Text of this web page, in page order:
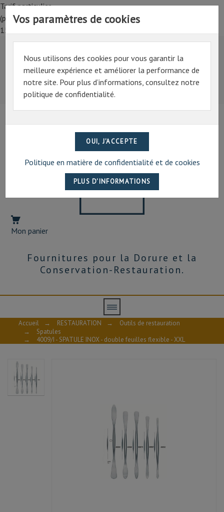
Tarif particulier,
(professionnel, connectez-vous pour bénéficier de la remise de
15%)
Tarif particulier,
(professionnel, connectez-vous pour bénéficier de la
remise de 15%)
07 69 94 13 47
Mon panier
Fournitures pour la Dorure et la
Conservation-Restauration.
Vos paramètres de cookies
Nous utilisons des cookies pour vous garantir la
meilleure expérience et améliorer la performance de
notre site. Pour plus d’informations, consultez notre
politique de confidentialité.
Politique en matière de confidentialité et de cookies
Accueil → RESTAURATION →
Outils de restauration
→
Spatules
→
4009/I - SPATULE INOX - double feuilles flexible - XXL